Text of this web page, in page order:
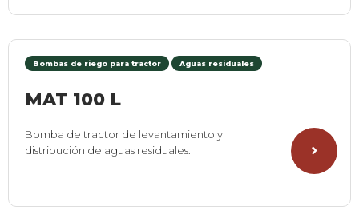
Bombas de riego para tractor Aguas residuales
MAT 100 L
Bomba de tractor de levantamiento y
distribución de aguas residuales.